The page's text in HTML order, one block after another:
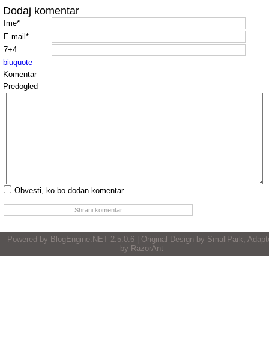
Dodaj komentar
Ime*
E-mail*
7+4 =
biuquote
Komentar
Predogled
Obvesti, ko bo dodan komentar
Powered by BlogEngine.NET 2.5.0.6 | Original Design by SmallPark,
by RazorAnt